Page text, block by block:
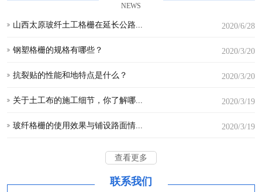
NEWS
2020/6/28
山西太原玻纤土工格栅在延长公路...
2020/3/20
钢塑格栅的规格有哪些？
2020/3/20
抗裂贴的性能和地特点是什么？
2020/3/19
关于土工布的施工细节，你了解哪...
2020/3/19
玻纤格栅的使用效果与铺设路面情...
查看更多
联系我们